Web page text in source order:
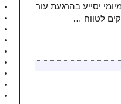
יסייע בהרגעת עור
לטווח …